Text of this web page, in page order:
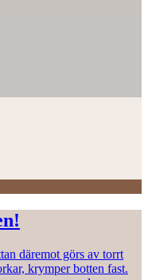
däremot görs av torrt
krymper botten fast.